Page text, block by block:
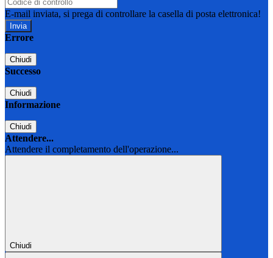
E-mail inviata, si prega di controllare la casella di posta elettronica!
Errore
Chiudi
Successo
Chiudi
Informazione
Chiudi
Attendere...
Attendere il completamento dell'operazione...
Chiudi